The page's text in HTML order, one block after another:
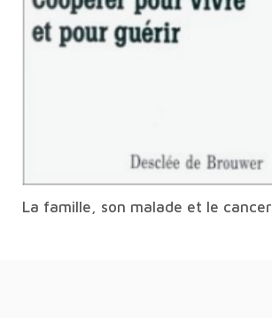
La famille, son malade et le cancer